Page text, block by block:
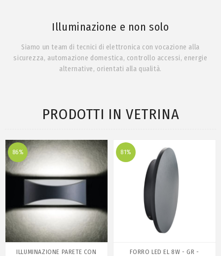
Illuminazione e non solo
Siamo un team di tecnici di elettronica con vocazione alla
sicurezza, automazione domestica, controllo accessi, energie
alternative, orientati alla qualità.
PRODOTTI IN VETRINA
86%
ILLUMINAZIONE PARETE CON
81%
FORRO LED EL 8W - GR -